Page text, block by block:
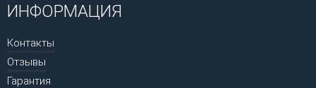
ИНФОРМАЦИЯ
Контакты
Отзывы
Гарантия